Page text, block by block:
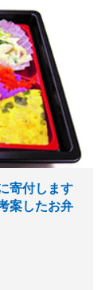
寄付します
案したお弁